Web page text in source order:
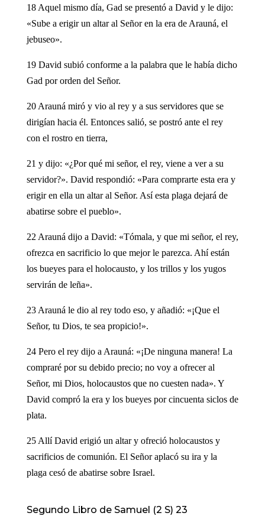
18 Aquel mismo día, Gad se presentó a David y le dijo:
«Sube a erigir un altar al Señor en la era de Arauná, el
jebuseo».
19 David subió conforme a la palabra que le había dicho
Gad por orden del Señor.
20 Arauná miró y vio al rey y a sus servidores que se
dirigían hacia él. Entonces salió, se postró ante el rey
con el rostro en tierra,
21 y dijo: «¿Por qué mi señor, el rey, viene a ver a su
servidor?». David respondió: «Para comprarte esta era y
erigir en ella un altar al Señor. Así esta plaga dejará de
abatirse sobre el pueblo».
22 Arauná dijo a David: «Tómala, y que mi señor, el rey,
ofrezca en sacrificio lo que mejor le parezca. Ahí están
los bueyes para el holocausto, y los trillos y los yugos
servirán de leña».
23 Arauná le dio al rey todo eso, y añadió: «¡Que el
Señor, tu Dios, te sea propicio!».
24 Pero el rey dijo a Arauná: «¡De ninguna manera! La
compraré por su debido precio; no voy a ofrecer al
Señor, mi Dios, holocaustos que no cuesten nada». Y
David compró la era y los bueyes por cincuenta siclos de
plata.
25 Allí David erigió un altar y ofreció holocaustos y
sacrificios de comunión. El Señor aplacó su ira y la
plaga cesó de abatirse sobre Israel.
Segundo Libro de Samuel (2 S) 23